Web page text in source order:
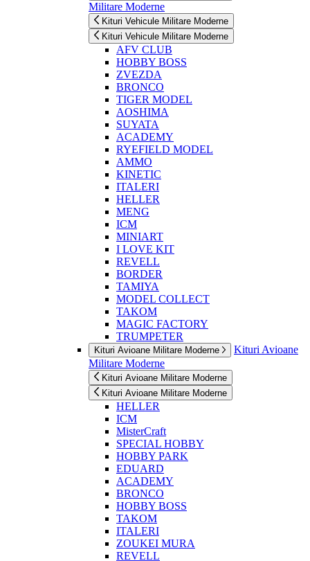
Militare Moderne
Kituri Vehicule Militare Moderne
Kituri Vehicule Militare Moderne
AFV CLUB
HOBBY BOSS
ZVEZDA
BRONCO
TIGER MODEL
AOSHIMA
SUYATA
ACADEMY
RYEFIELD MODEL
AMMO
KINETIC
ITALERI
HELLER
MENG
ICM
MINIART
I LOVE KIT
REVELL
BORDER
TAMIYA
MODEL COLLECT
TAKOM
MAGIC FACTORY
TRUMPETER
Kituri Avioane Militare Moderne
Kituri Avioane
Militare Moderne
Kituri Avioane Militare Moderne
Kituri Avioane Militare Moderne
HELLER
ICM
MisterCraft
SPECIAL HOBBY
HOBBY PARK
EDUARD
ACADEMY
BRONCO
HOBBY BOSS
TAKOM
ITALERI
ZOUKEI MURA
REVELL